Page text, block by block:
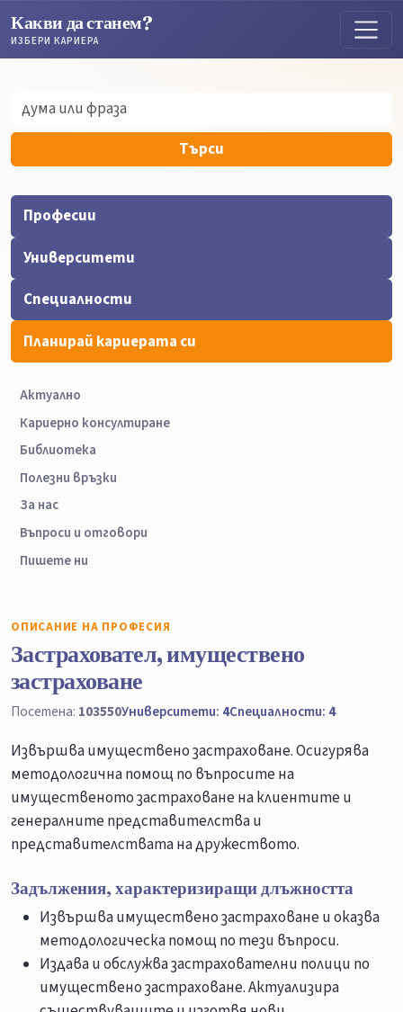
Какви да станем?
ИЗБЕРИ КАРИЕРА
Търси
Професии
Университети
Специалности
Планирай кариерата си
Актуално
Кариерно консултиране
Библиотека
Полезни връзки
За нас
Въпроси и отговори
Пишете ни
ОПИСАНИЕ НА ПРОФЕСИЯ
Застраховател, имуществено
застраховане
Посетена: 103550Университети: 4Специалности: 4
Извършва имуществено застраховане. Осигурява
методологична помощ по въпросите на
имущественото застраховане на клиентите и
генералните представителства и
представителствата на дружеството.
Задължения, характеризиращи длъжността
Извършва имуществено застраховане и оказва
методологическа помощ по тези въпроси.
Издава и обслужва застрахователни полици по
имуществено застраховане. Актуализира